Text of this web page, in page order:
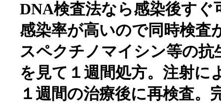
DNA検査法なら感染後す
感染率が高いので同時検査
スペクチノマイシン等の抗
を見て１週間処方。注射に
１週間の治療後に再検査。